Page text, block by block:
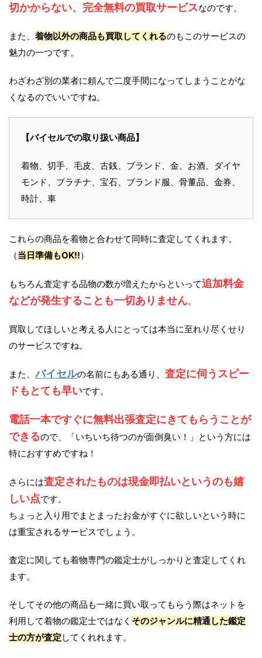
切かからない、完全無料の買取サービスなのです。
また、 着物以外の商品も買取してくれるのもこのサービスの
魅力の一つです。
わざわざ別の業者に頼んで二度手間になってしまうことがな
くなるのでいいですね。
【バイセルでの取り扱い商品】
着物、切手、毛皮、古銭、ブランド、金、お酒、ダイヤ
モンド、プラチナ、宝石、ブランド服、骨董品、金券、
時計、車
これらの商品を着物と合わせて同時に査定してくれます。
（当日準備もOK!!）
もちろん査定する品物の数が増えたからといって追加料金
などが発生することも一切ありません。
買取してほしいと考える人にとっては本当に至れり尽くせり
のサービスですね。
また、バイセルの名前にもある通り、 査定に伺うスピー
ドもとても早いです。
電話一本ですぐに無料出張査定にきてもらうことが
できるので、「いちいち待つのが面倒臭い！」という方には
特におすすめですね！
さらには査定されたものは現金即払いというのも嬉
しい点です。
ちょっと入り用でまとまったお金がすぐに欲しいという時に
は重宝されるサービスでしょう。
査定に関しても着物専門の鑑定士がしっかりと査定してくれ
ます。
そしてその他の商品も一緒に買い取ってもらう際はネットを
利用して着物の鑑定士ではなく そのジャンルに精通した鑑定
士の方が査定 してくれれます。